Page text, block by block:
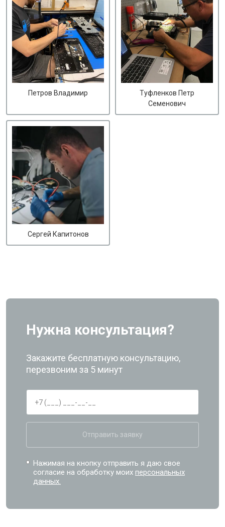
Петров Владимир
Туфленков Петр
Семенович
Сергей Капитонов
Нужна консультация?
Закажите бесплатную консультацию,
перезвоним за 5 минут
Отправить заявку
Нажимая на кнопку отправить я даю свое
согласие на обработку моихперсональных
данных.